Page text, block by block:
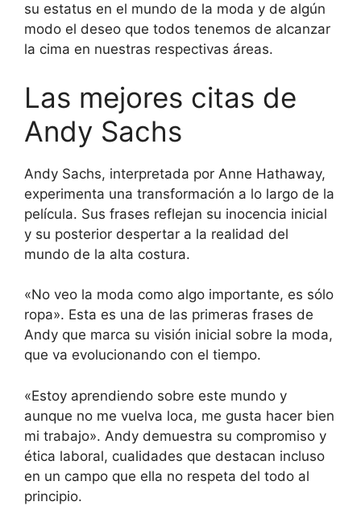
su estatus en el mundo de la moda y de algún
modo el deseo que todos tenemos de alcanzar
la cima en nuestras respectivas áreas.
Las mejores citas de
Andy Sachs
Andy Sachs, interpretada por Anne Hathaway,
experimenta una transformación a lo largo de la
película. Sus frases reflejan su inocencia inicial
y su posterior despertar a la realidad del
mundo de la alta costura.
«No veo la moda como algo importante, es sólo
ropa». Esta es una de las primeras frases de
Andy que marca su visión inicial sobre la moda,
que va evolucionando con el tiempo.
«Estoy aprendiendo sobre este mundo y
aunque no me vuelva loca, me gusta hacer bien
mi trabajo». Andy demuestra su compromiso y
ética laboral, cualidades que destacan incluso
en un campo que ella no respeta del todo al
principio.